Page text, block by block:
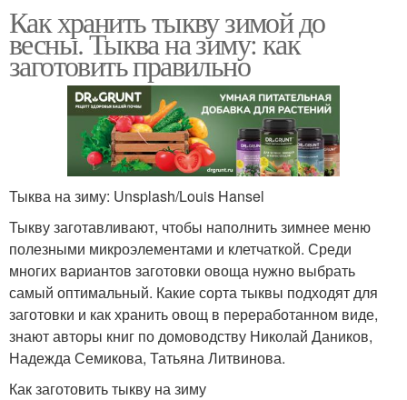
Как хранить тыкву зимой до
весны. Тыква на зиму: как
заготовить правильно
Тыква на зиму: Unsplash/Louis Hansel
Тыкву заготавливают, чтобы наполнить зимнее меню
полезными микроэлементами и клетчаткой. Среди
многих вариантов заготовки овоща нужно выбрать
самый оптимальный. Какие сорта тыквы подходят для
заготовки и как хранить овощ в переработанном виде,
знают авторы книг по домоводству Николай Даников,
Надежда Семикова, Татьяна Литвинова.
Как заготовить тыкву на зиму